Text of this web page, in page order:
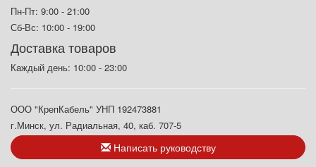
Пн-Пт: 9:00 - 21:00
Сб-Вс: 10:00 - 19:00
Доставка товаров
Каждый день: 10:00 - 23:00
ООО "КрепКабель" УНП 192473881
г.Минск, ул. Радиальная, 40, каб. 707-5
Написать руководству